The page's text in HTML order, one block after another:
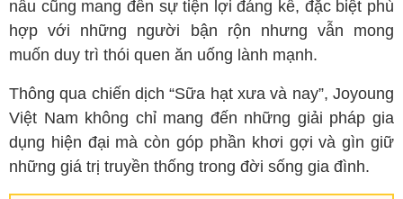
nấu cũng mang đến sự tiện lợi đáng kể, đặc biệt phù
hợp với những người bận rộn nhưng vẫn mong
muốn duy trì thói quen ăn uống lành mạnh.
Thông qua chiến dịch “Sữa hạt xưa và nay”, Joyoung
Việt Nam không chỉ mang đến những giải pháp gia
dụng hiện đại mà còn góp phần khơi gợi và gìn giữ
những giá trị truyền thống trong đời sống gia đình.